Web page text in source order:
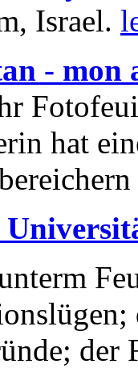
Israel.
- mon
hat
der